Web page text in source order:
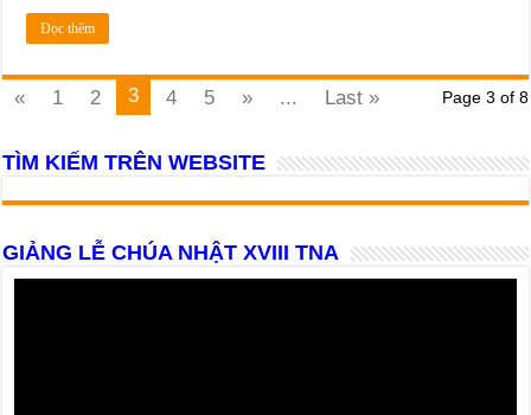
Đọc thêm
Page 3 of 8
« 1 2 3 4 5 » ... Last »
TÌM KIẾM TRÊN WEBSITE
GIẢNG LỄ CHÚA NHẬT XVIII TNA